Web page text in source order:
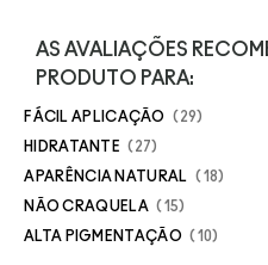
AS AVALIAÇÕES
PRODUTO PARA:
FÁCIL APLICAÇÃO 29
HIDRATANTE 27
APARÊNCIA NATURAL 18
NÃO CRAQUELA 15
ALTA PIGMENTAÇÃO 10